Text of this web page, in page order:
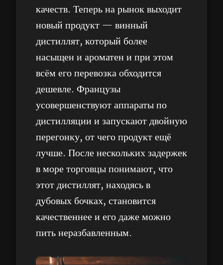
качеств. Теперь на рынок выходит
новый продукт — винный
дистиллят, который более
насыщен и ароматен и при этом
всём его перевозка обходится
дешевле. Французы
усовершенствуют аппараты по
дистилляции и запускают двойную
перегонку, от чего продукт ещё
лучше. После нескольких задержек
в море торговцы понимают, что
этот дистиллят, находясь в
дубовых бочках, становится
качественнее и его даже можно
пить неразбавленным.